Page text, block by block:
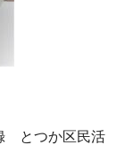
とつか区民活